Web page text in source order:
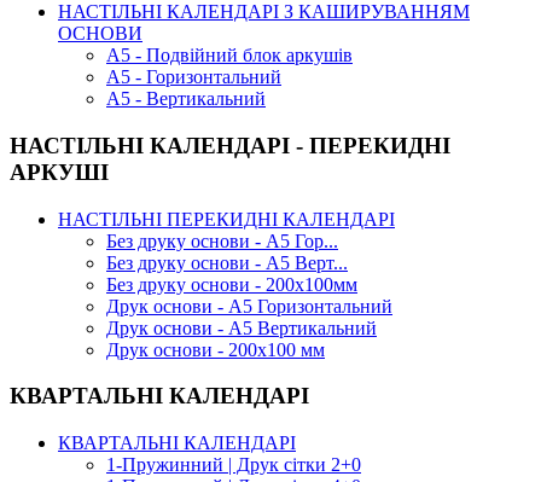
НАСТІЛЬНІ КАЛЕНДАРІ З КАШИРУВАННЯМ
ОСНОВИ
А5 - Подвійний блок аркушів
А5 - Горизонтальний
А5 - Вертикальний
НАСТІЛЬНІ КАЛЕНДАРІ - ПЕРЕКИДНІ
АРКУШІ
НАСТІЛЬНІ ПЕРЕКИДНІ КАЛЕНДАРІ
Без друку основи - А5 Гор...
Без друку основи - А5 Верт...
Без друку основи - 200х100мм
Друк основи - А5 Горизонтальний
Друк основи - А5 Вертикальний
Друк основи - 200х100 мм
КВАРТАЛЬНІ КАЛЕНДАРІ
КВАРТАЛЬНІ КАЛЕНДАРІ
1-Пружинний | Друк сітки 2+0